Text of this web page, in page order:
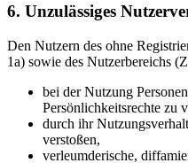
6. Unzulässiges
Den Nutzern des ohne
1a) sowie des Nutzerbereichs
bei der Nutzung
Persönlichkeitsrechte zu
durch ihr
verstoßen,
verleumderische,